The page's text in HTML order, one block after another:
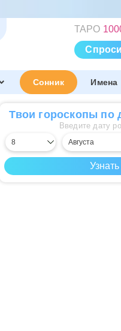
ТАРО
Сонник Имена
Твои гороскопы по
Введите дату